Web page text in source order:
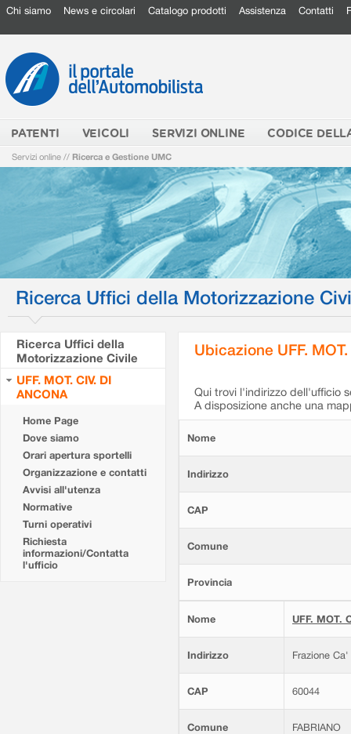
Chi siamo News e circolari Catalogo prodotti Assistenza Contatti
PATENTI VEICOLI SERVIZI ONLINE CODICE
Servizi online // Ricerca e Gestione UMC
Ricerca Uffici della Motorizzazione
Ricerca Uffici della
Motorizzazione Civile
UFF. MOT. CIV. DI
ANCONA
Home Page
Dove siamo
Orari apertura sportelli
Organizzazione e contatti
Avvisi all'utenza
Normative
Turni operativi
Richiesta
informazioni/Contatta
l'ufficio
Ubicazione UFF.
Qui trovi l'indirizzo dell'ufficio
A disposizione anche una
Nome
Indirizzo
CAP
Comune
Provincia
Nome UFF. MOT.
Indirizzo Frazione
CAP 60044
Comune FABRIANO